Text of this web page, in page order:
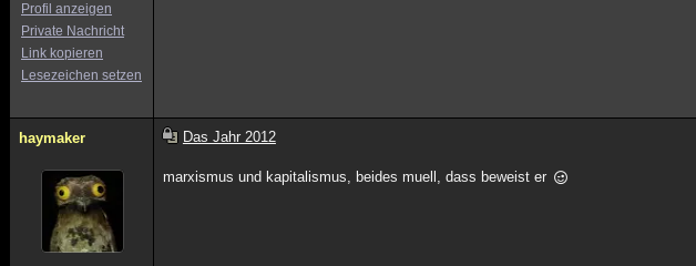
Profil anzeigen
Private Nachricht
Link kopieren
Lesezeichen setzen
haymaker Das Jahr 2012
marxismus und kapitalismus, beides muell, dass beweist er